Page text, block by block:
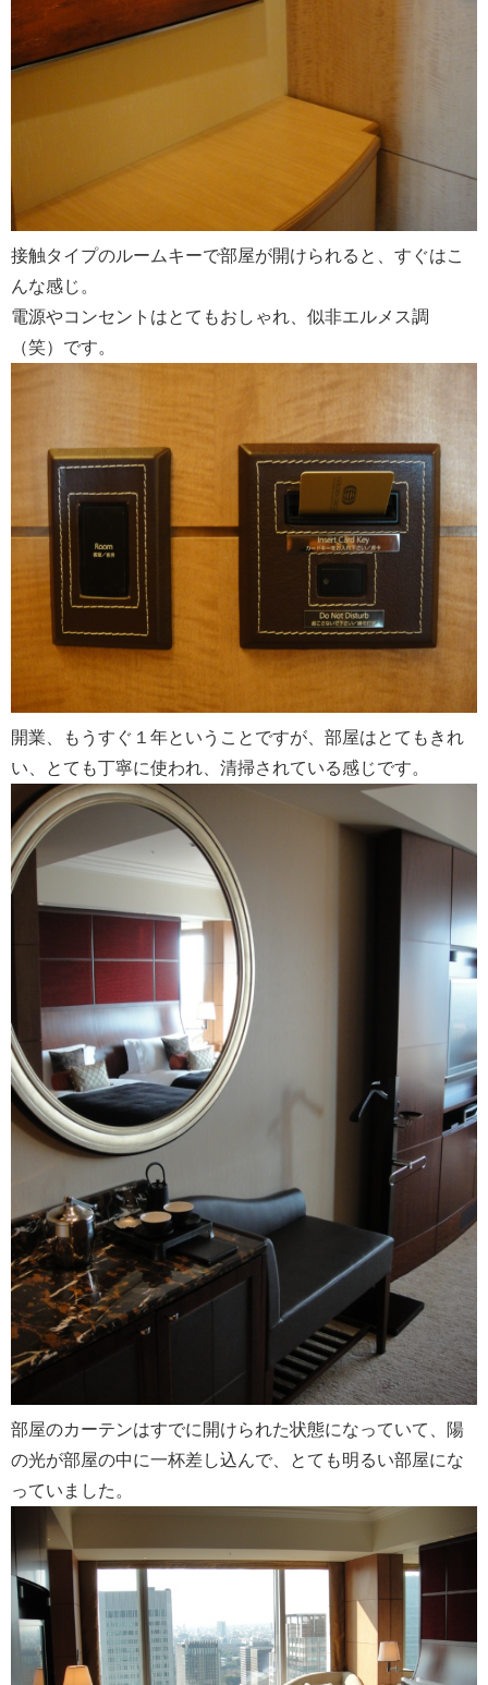
接触タイプのルームキーで部屋が開けられると、すぐはこ
んな感じ。
電源やコンセントはとてもおしゃれ、似非エルメス調
（笑）です。
開業、もうすぐ１年ということですが、部屋はとてもきれ
い、とても丁寧に使われ、清掃されている感じです。
部屋のカーテンはすでに開けられた状態になっていて、陽
の光が部屋の中に一杯差し込んで、とても明るい部屋にな
っていました。